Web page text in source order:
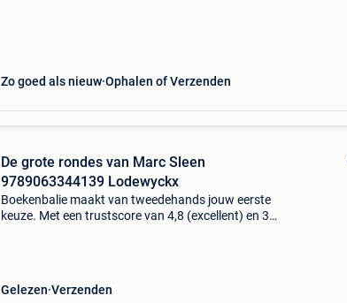
Zo goed als nieuw Ophalen of Verzenden
De grote rondes van Marc Sleen
9789063344139 Lodewyckx
Boekenbalie maakt van tweedehands jouw eerste
keuze. Met een trustscore van 4,8 (excellent) en 30
Gelezen Verzenden